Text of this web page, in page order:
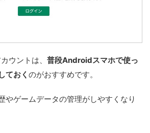
ウントは、 普段Androidスマホで使っ
ておく のがおすすめです。
やゲームデータの管理がしやすくなり